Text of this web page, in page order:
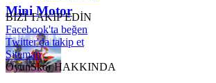
Mini Motor
BİZİ TAKİP EDİN
Facebook'ta beğen
Twitter'da takip et
Sitemap
OyunSkor HAKKINDA